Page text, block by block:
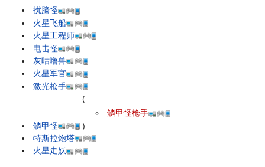
扰脑怪
火星飞船
火星工程师
电击怪
灰咕噜兽
火星军官
激光枪手
鳞甲怪
(
鳞甲怪枪手
)
特斯拉炮塔
火星走妖